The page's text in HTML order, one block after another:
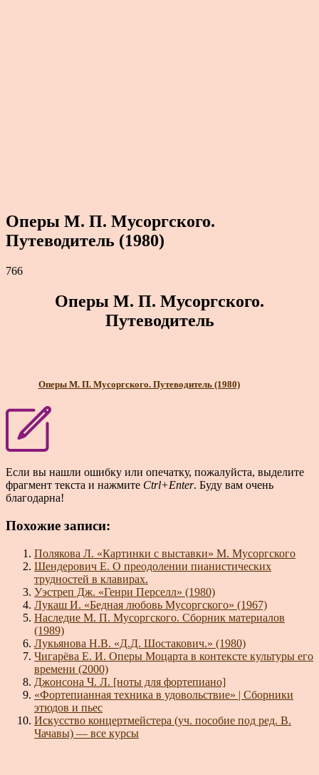
Оперы М. П. Мусоргского.
Путеводитель (1980)
766
Оперы М. П. Мусоргского.
Путеводитель
Оперы М. П. Мусоргского. Путеводитель (1980)
Если вы нашли ошибку или опечатку, пожалуйста, выделите
фрагмент текста и нажмите Ctrl+Enter. Буду вам очень
благодарна!
Похожие записи:
Полякова Л. «Картинки с выставки» М. Мусоргского
Шендерович Е. О преодолении пианистических
трудностей в клавирах.
Уэстреп Дж. «Генри Перселл» (1980)
Лукаш И. «Бедная любовь Мусоргского» (1967)
Наследие М. П. Мусоргского. Сборник материалов
(1989)
Лукьянова Н.В. «Д.Д. Шостакович.» (1980)
Чигарёва Е. И. Оперы Моцарта в контексте культуры его
времени (2000)
Джонсона Ч. Л. [ноты для фортепиано]
«Фортепианная техника в удовольствие» | Сборники
этюдов и пьес
Искусство концертмейстера (уч. пособие под ред. В.
Чачавы) — все курсы